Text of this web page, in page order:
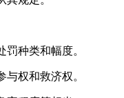
种类和幅度。
权和救济权。